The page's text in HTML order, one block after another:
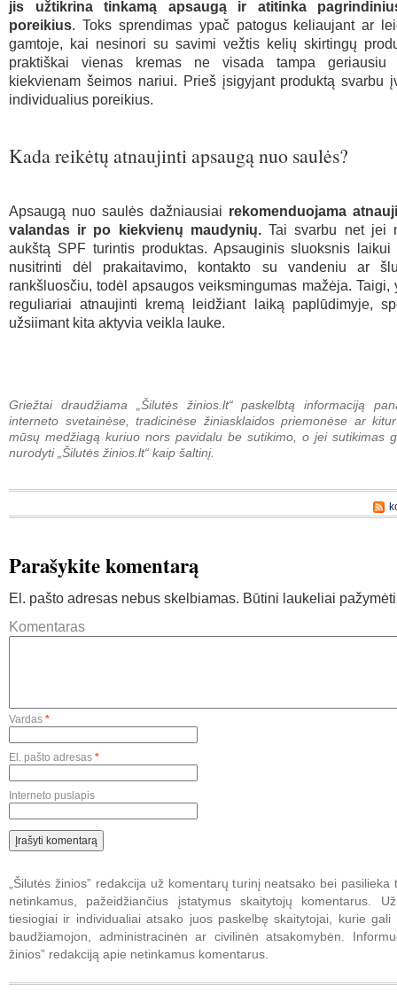
jis užtikrina tinkamą apsaugą ir atitinka
poreikius. Toks sprendimas ypač patogus keliaujant ar
gamtoje, kai nesinori su savimi vežtis kelių skirtingų
praktiškai vienas kremas ne visada tampa geriausiu
kiekvienam šeimos nariui. Prieš įsigyjant produktą svarbu
individualius poreikius.
Kada reikėtų atnaujinti apsaugą nuo saulės?
Apsaugą nuo saulės dažniausiai rekomenduojama
valandas ir po kiekvienų maudynių.Tai svarbu net jei
aukštą SPF turintis produktas. Apsauginis sluoksnis
nusitrinti dėl prakaitavimo, kontakto su vandeniu ar
rankšluosčiu, todėl apsaugos veiksmingumas mažėja. Taigi,
reguliariai atnaujinti kremą leidžiant laiką paplūdimyje,
užsiimant kita aktyvia veikla lauke.
Griežtai draudžiama „Šilutės žinios.lt“ paskelbtą informaciją
interneto svetainėse, tradicinėse žiniasklaidos priemonėse ar
mūsų medžiagą kuriuo nors pavidalu be sutikimo, o jei sutikimas
nurodyti „Šilutės žinios.lt“ kaip šaltinį.
Parašykite komentarą
El. pašto adresas nebus skelbiamas. Būtini laukeliai
Komentaras
Vardas *
El. pašto adresas *
Interneto puslapis
„Šilutės žinios” redakcija už komentarų turinį neatsako bei pasilieka
netinkamus, pažeidžiančius įstatymus skaitytojų komentarus.
tiesiogiai ir individualiai atsako juos paskelbę skaitytojai, kurie gali
baudžiamojon, administracinėn ar civilinėn atsakomybėn.
žinios” redakciją apie netinkamus komentarus.